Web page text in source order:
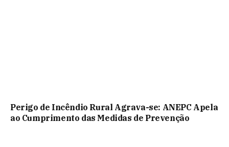
Perigo de Incêndio Rural Agrava-se: ANEPC Apela
ao Cumprimento das Medidas de Prevenção